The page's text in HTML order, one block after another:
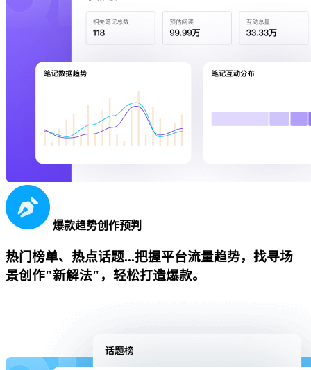
爆款趋势创作预判
热门榜单、热点话题...把握平台流量趋势，找寻场
景创作"新解法"，轻松打造爆款。